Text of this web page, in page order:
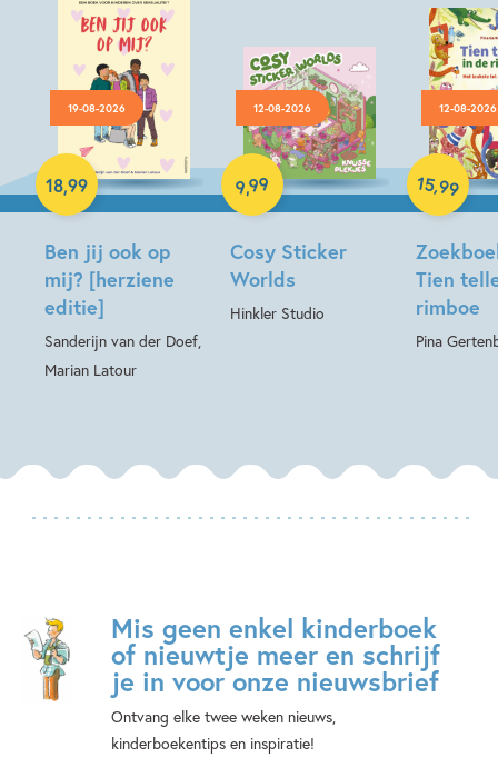
19-08-2026
Ben jij ook op
mij? [herziene
editie]
Sanderijn van der Doef,
Marian Latour
18,99
Hardcover
12-08-2026
Cosy Sticker
Worlds
Hinkler Studio
9,99
Paperback
12-08-2026
Tien
rimboe
Pina
15,99
Hardcover
Mis geen enkel kinderboek
of nieuwtje meer en schrijf
je in voor onze nieuwsbrief
Ontvang elke twee weken nieuws,
kinderboekentips en inspiratie!